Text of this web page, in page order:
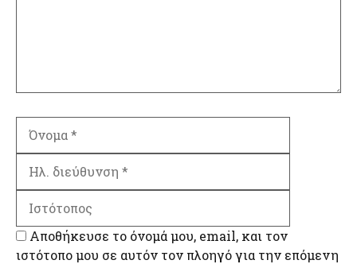
Αποθήκευσε το όνομά μου, email, και τον
ιστότοπο μου σε αυτόν τον πλοηγό για την επόμενη